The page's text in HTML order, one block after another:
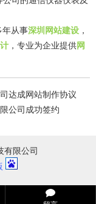
年从事深圳网站建设 ，
，专业为企业提供网
达成网站制作协议
公司成功签约
有限公司